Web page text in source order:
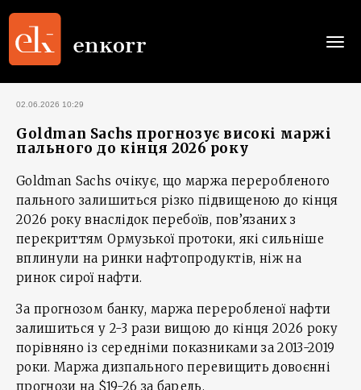
02.06.2026 10:29
Goldman Sachs прогнозує високі маржі
пального до кінця 2026 року
Goldman Sachs очікує, що маржа переробленого
пального залишиться різко підвищеною до кінця
2026 року внаслідок перебоїв, пов’язаних з
перекриттям Ормузької протоки, які сильніше
вплинули на ринки нафтопродуктів, ніж на
ринок сирої нафти.
За прогнозом банку, маржа переробленої нафти
залишиться у 2-3 рази вищою до кінця 2026 року
порівняно із середніми показниками за 2013-2019
роки. Маржа дизпального перевищить довоєнні
прогнози на $19-26 за барель.